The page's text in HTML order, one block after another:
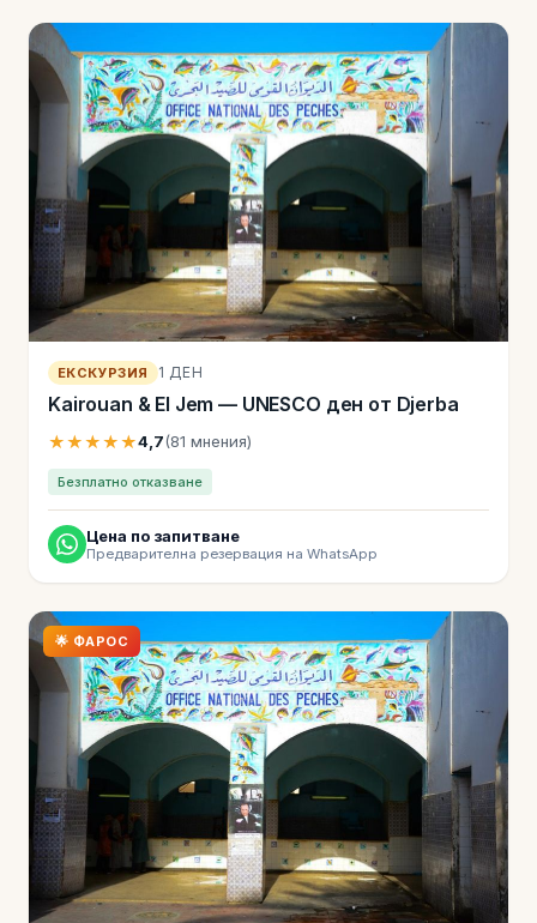
ЕКСКУРЗИЯ 1 ДЕН
Kairouan & El Jem — UNESCO ден от Djerba
★★★★★4,7(81 мнения)
Безплатно отказване
Цена по запитване
Предварителна резервация на WhatsApp
🌟 ФАРОС